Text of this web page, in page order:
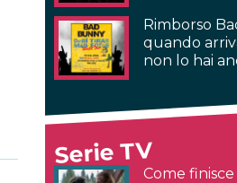
Rimborso
quando
non lo hai
Serie TV
Come